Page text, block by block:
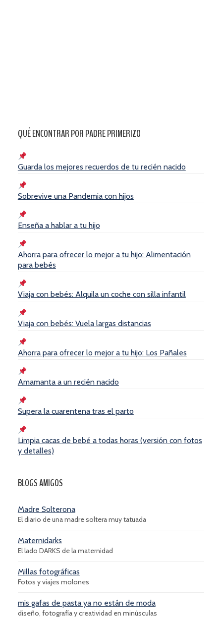
QUÉ ENCONTRAR POR PADRE PRIMERIZO
Guarda los mejores recuerdos de tu recién nacido
Sobrevive una Pandemia con hijos
Enseña a hablar a tu hijo
Ahorra para ofrecer lo mejor a tu hijo: Alimentación
para bebés
Viaja con bebés: Alquila un coche con silla infantil
Viaja con bebés: Vuela largas distancias
Ahorra para ofrecer lo mejor a tu hijo: Los Pañales
Amamanta a un recién nacido
Supera la cuarentena tras el parto
Limpia cacas de bebé a todas horas (versión con fotos
y detalles)
BLOGS AMIGOS
Madre Solterona
El diario de una madre soltera muy tatuada
Maternidarks
El lado DARKS de la maternidad
Millas fotográficas
Fotos y viajes molones
mis gafas de pasta ya no están de moda
diseño, fotografía y creatividad en minúsculas